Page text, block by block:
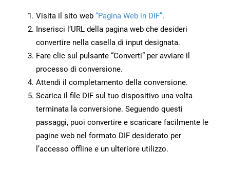
Visita il sito web “Pagina Web in DIF”.
Inserisci l’URL della pagina web che desideri
convertire nella casella di input designata.
Fare clic sul pulsante “Converti” per avviare il
processo di conversione.
Attendi il completamento della conversione.
Scarica il file DIF sul tuo dispositivo una volta
terminata la conversione. Seguendo questi
passaggi, puoi convertire e scaricare facilmente le
pagine web nel formato DIF desiderato per
l’accesso offline e un ulteriore utilizzo.